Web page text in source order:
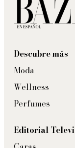
Descubre más
Moda
Wellness
Perfumes
Editorial